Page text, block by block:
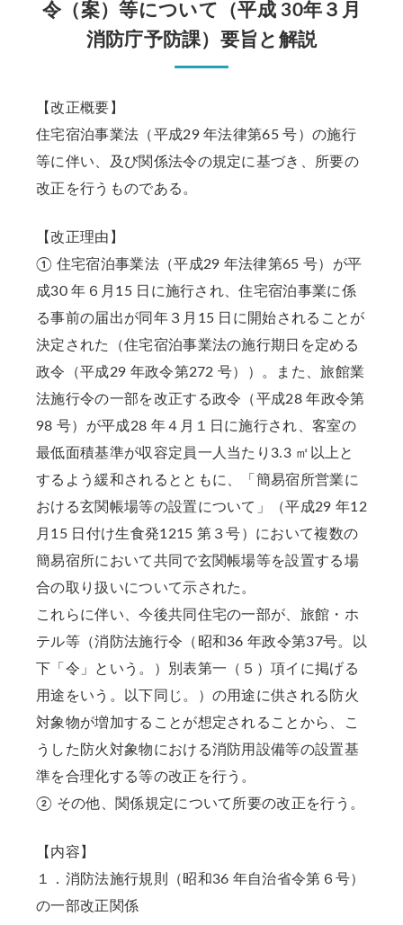
令（案）等について（平成 30年３月
消防庁予防課）要旨と解説
【改正概要】
住宅宿泊事業法（平成29 年法律第65 号）の施行
等に伴い、及び関係法令の規定に基づき、所要の
改正を行うものである。
【改正理由】
① 住宅宿泊事業法（平成29 年法律第65 号）が平
成30 年６月15 日に施行され、住宅宿泊事業に係
る事前の届出が同年３月15 日に開始されることが
決定された（住宅宿泊事業法の施行期日を定める
政令（平成29 年政令第272 号））。また、旅館業
法施行令の一部を改正する政令（平成28 年政令第
98 号）が平成28 年４月１日に施行され、客室の
最低面積基準が収容定員一人当たり3.3 ㎡以上と
するよう緩和されるとともに、「簡易宿所営業に
おける玄関帳場等の設置について」（平成29 年12
月15 日付け生食発1215 第３号）において複数の
簡易宿所において共同で玄関帳場等を設置する場
合の取り扱いについて示された。
これらに伴い、今後共同住宅の一部が、旅館・ホ
テル等（消防法施行令（昭和36 年政令第37号。以
下「令」という。）別表第一（５）項イに掲げる
用途をいう。以下同じ。）の用途に供される防火
対象物が増加することが想定されることから、こ
うした防火対象物における消防用設備等の設置基
準を合理化する等の改正を行う。
② その他、関係規定について所要の改正を行う。
【内容】
１．消防法施行規則（昭和36 年自治省令第６号）
の一部改正関係